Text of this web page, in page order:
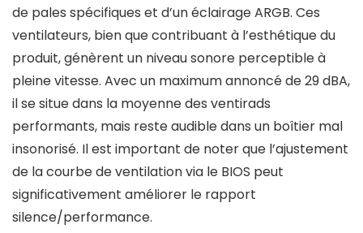
de pales spécifiques et d’un éclairage ARGB. Ces
ventilateurs, bien que contribuant à l’esthétique du
produit, génèrent un niveau sonore perceptible à
pleine vitesse. Avec un maximum annoncé de 29 dBA,
il se situe dans la moyenne des ventirads
performants, mais reste audible dans un boîtier mal
insonorisé. Il est important de noter que l’ajustement
de la courbe de ventilation via le BIOS peut
significativement améliorer le rapport
silence/performance.